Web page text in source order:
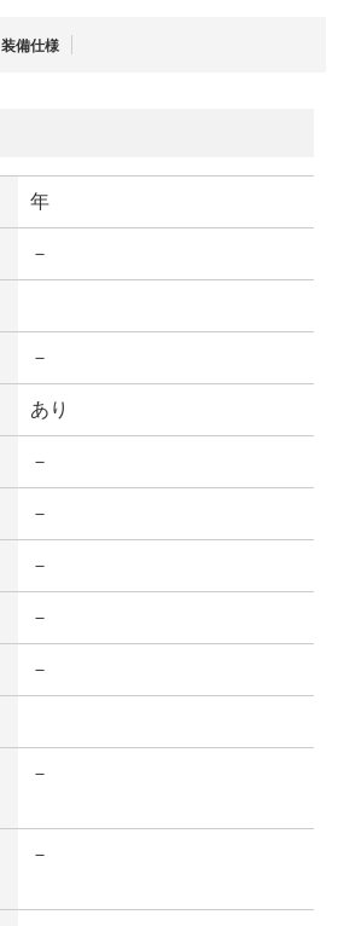
装備仕様
年
－
－
あり
－
－
－
－
－
－
－